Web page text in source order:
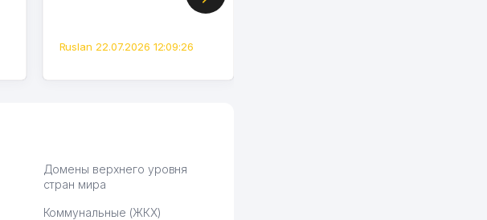
Ruslan 22.07.2026 12:09:26
Домены верхнего уровня
стран мира
Коммунальные (ЖКХ)